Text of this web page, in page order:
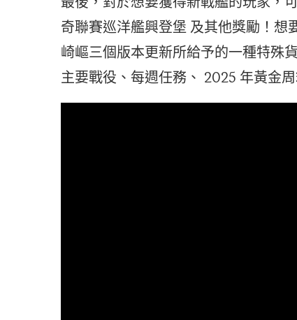
奇聯賽巡洋艦興登堡 及其他獎勵！想
崎嶇三個版本更新所給予的一種特殊
主要戰役、每週任務、 2025 年黃金